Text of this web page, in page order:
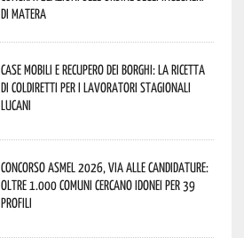
di Matera
Case mobili e recupero dei borghi: la ricetta
di Coldiretti per i lavoratori stagionali
lucani
Concorso Asmel 2026, via alle candidature:
oltre 1.000 Comuni cercano idonei per 39
profili